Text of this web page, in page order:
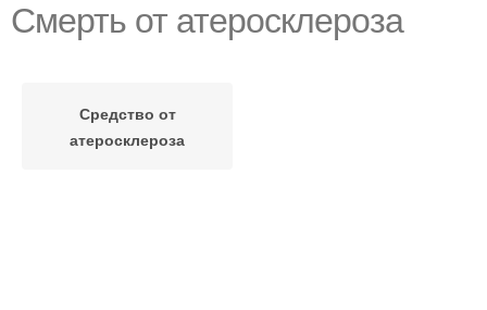
Смерть от атеросклероза
Средство от
атеросклероза